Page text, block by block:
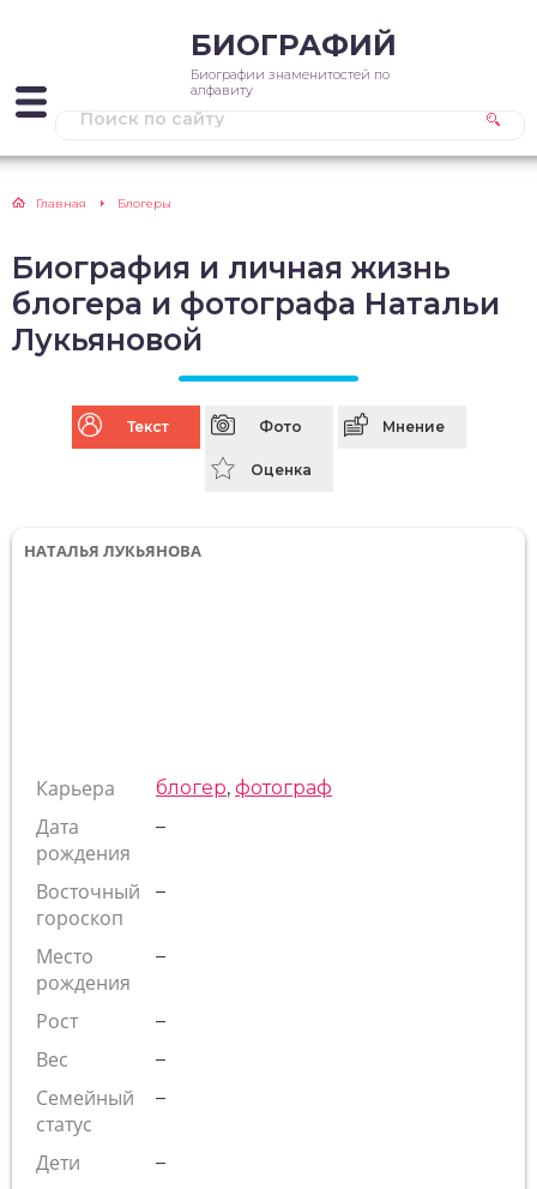
БИОГРАФИЙ
Биографии знаменитостей по
алфавиту
Главная Блогеры
Биография и личная жизнь
блогера и фотографа Натальи
Лукьяновой
Текст Фото Мнение
Оценка
НАТАЛЬЯ ЛУКЬЯНОВА
Карьера блогер, фотограф
Дата
рождения
–
Восточный
гороскоп
–
Место
рождения
–
Рост –
Вес –
Семейный
статус
–
Дети –